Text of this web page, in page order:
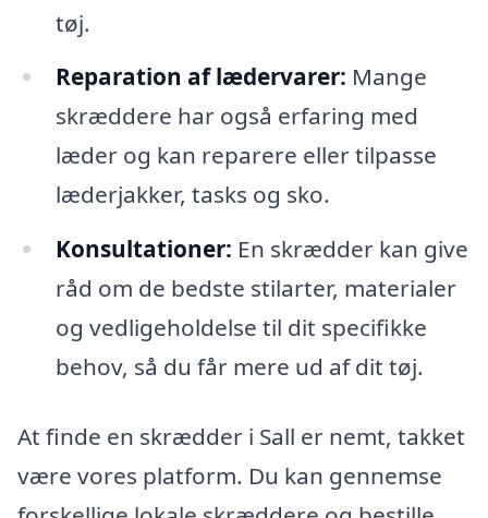
tøj.
Reparation af lædervarer: Mange
skræddere har også erfaring med
læder og kan reparere eller tilpasse
læderjakker, tasks og sko.
Konsultationer: En skrædder kan give
råd om de bedste stilarter, materialer
og vedligeholdelse til dit specifikke
behov, så du får mere ud af dit tøj.
At finde en skrædder i Sall er nemt, takket
være vores platform. Du kan gennemse